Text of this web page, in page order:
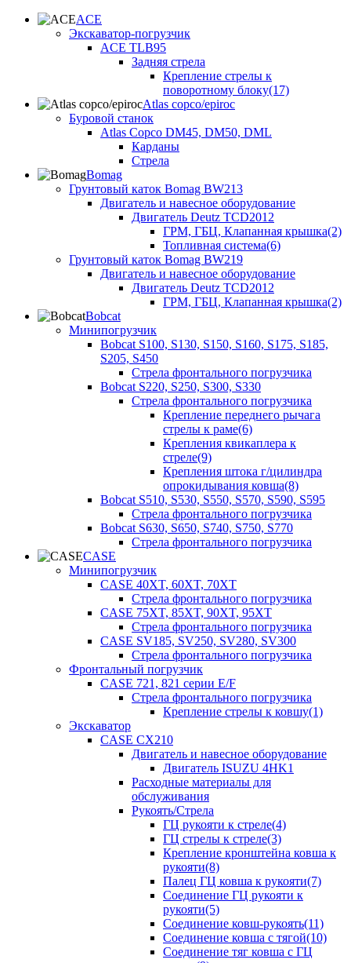
ACE
Экскаватор-погрузчик
ACE TLB95
Задняя стрела
Крепление стрелы к
поворотному блоку(17)
Atlas copco/epiroc
Буровой станок
Atlas Copco DM45, DM50, DML
Карданы
Стрела
Bomag
Грунтовый каток Bomag BW213
Двигатель и навесное оборудование
Двигатель Deutz TCD2012
ГРМ, ГБЦ, Клапанная крышка(2)
Топливная система(6)
Грунтовый каток Bomag BW219
Двигатель и навесное оборудование
Двигатель Deutz TCD2012
ГРМ, ГБЦ, Клапанная крышка(2)
Bobcat
Минипогрузчик
Bobcat S100, S130, S150, S160, S175, S185,
S205, S450
Стрела фронтального погрузчика
Bobcat S220, S250, S300, S330
Стрела фронтального погрузчика
Крепление переднего рычага
стрелы к раме(6)
Крепления квикаплера к
стреле(9)
Крепления штока г/цилиндра
опрокидывания ковша(8)
Bobcat S510, S530, S550, S570, S590, S595
Стрела фронтального погрузчика
Bobcat S630, S650, S740, S750, S770
Стрела фронтального погрузчика
CASE
Минипогрузчик
CASE 40XT, 60XT, 70XT
Стрела фронтального погрузчика
CASE 75XT, 85XT, 90XT, 95XT
Стрела фронтального погрузчика
CASE SV185, SV250, SV280, SV300
Стрела фронтального погрузчика
Фронтальный погрузчик
CASE 721, 821 серии E/F
Стрела фронтального погрузчика
Крепление стрелы к ковшу(1)
Экскаватор
CASE CX210
Двигатель и навесное оборудование
Двигатель ISUZU 4HK1
Расходные материалы для
обслуживания
Рукоять/Стрела
ГЦ рукояти к стреле(4)
ГЦ стрелы к стреле(3)
Крепление кронштейна ковша к
рукояти(8)
Палец ГЦ ковша к рукояти(7)
Соединение ГЦ рукояти к
рукояти(5)
Соединение ковш-рукоять(11)
Соединение ковша с тягой(10)
Соединение тяг ковша с ГЦ